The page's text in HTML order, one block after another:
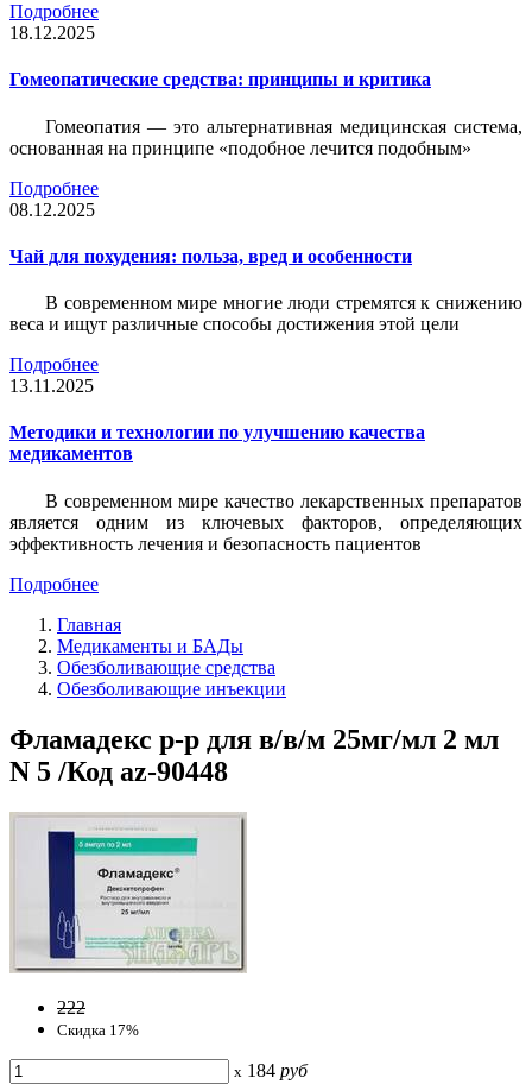
Подробнее
18.12.2025
Гомеопатические средства: принципы и критика
Гомеопатия — это альтернативная медицинская система,
основанная на принципе «подобное лечится подобным»
Подробнее
08.12.2025
Чай для похудения: польза, вред и особенности
В современном мире многие люди стремятся к снижению
веса и ищут различные способы достижения этой цели
Подробнее
13.11.2025
Методики и технологии по улучшению качества
медикаментов
В современном мире качество лекарственных препаратов
является одним из ключевых факторов, определяющих
эффективность лечения и безопасность пациентов
Подробнее
Главная
Медикаменты и БАДы
Обезболивающие средства
Обезболивающие инъекции
Фламадекс р-р для в/в/м 25мг/мл 2 мл
N 5 /Код az-90448
222
Скидка 17%
x 184 руб